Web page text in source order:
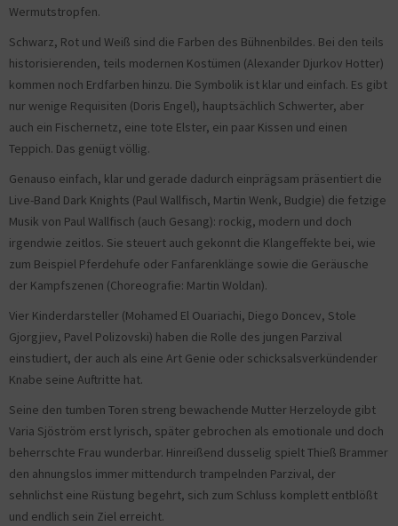
Wermutstropfen.
Schwarz, Rot und Weiß sind die Farben des Bühnenbildes. Bei den teils
historisierenden, teils modernen Kostümen (Alexander Djurkov Hotter)
kommen noch Erdfarben hinzu. Die Symbolik ist klar und einfach. Es gibt
nur wenige Requisiten (Doris Engel), hauptsächlich Schwerter, aber
auch ein Fischernetz, eine tote Elster, ein paar Kissen und einen
Teppich. Das genügt völlig.
Genauso einfach, klar und gerade dadurch einprägsam präsentiert die
Live-Band Dark Knights (Paul Wallfisch, Martin Wenk, Budgie) die fetzige
Musik von Paul Wallfisch (auch Gesang): rockig, modern und doch
irgendwie zeitlos. Sie steuert auch gekonnt die Klangeffekte bei, wie
zum Beispiel Pferdehufe oder Fanfarenklänge sowie die Geräusche
der Kampfszenen (Choreografie: Martin Woldan).
Vier Kinderdarsteller (Mohamed El Ouariachi, Diego Doncev, Stole
Gjorgjiev, Pavel Polizovski) haben die Rolle des jungen Parzival
einstudiert, der auch als eine Art Genie oder schicksalsverkündender
Knabe seine Auftritte hat.
Seine den tumben Toren streng bewachende Mutter Herzeloyde gibt
Varia Sjöström erst lyrisch, später gebrochen als emotionale und doch
beherrschte Frau wunderbar. Hinreißend dusselig spielt Thieß Brammer
den ahnungslos immer mittendurch trampelnden Parzival, der
sehnlichst eine Rüstung begehrt, sich zum Schluss komplett entblößt
und endlich sein Ziel erreicht.